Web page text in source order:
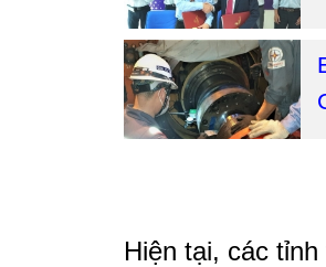
Hiện tại, các